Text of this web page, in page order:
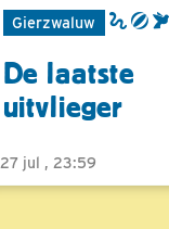
Gierzwaluw
De laatste
uitvlieger
27 jul , 23:59